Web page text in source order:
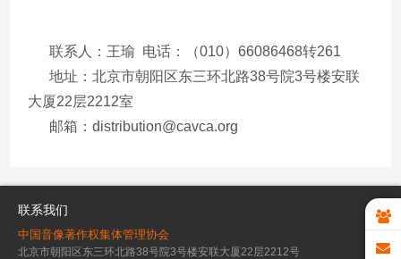
联系人：王瑜 电话：（010）66086468转261
地址：北京市朝阳区东三环北路38号院3号楼安联
大厦22层2212室
邮箱：distribution@cavca.org
联系我们
中国音像著作权集体管理协会
北京市朝阳区东三环北路38号院3号楼安联大厦22层2212号